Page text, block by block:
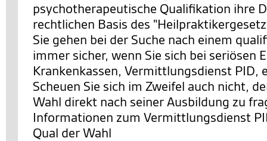
psychotherapeutische Qualifikation ihre
rechtlichen Basis des
Sie gehen bei der Suche nach einem
immer sicher, wenn Sie sich bei seriösen
Krankenkassen, Vermittlungsdienst PID,
Scheuen Sie sich im Zweifel auch nicht,
Wahl direkt nach seiner Ausbildung zu
Informationen zum Vermittlungsdienst
Qual der Wahl